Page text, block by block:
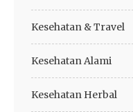
Kesehatan & Travel
Kesehatan Alami
Kesehatan Herbal